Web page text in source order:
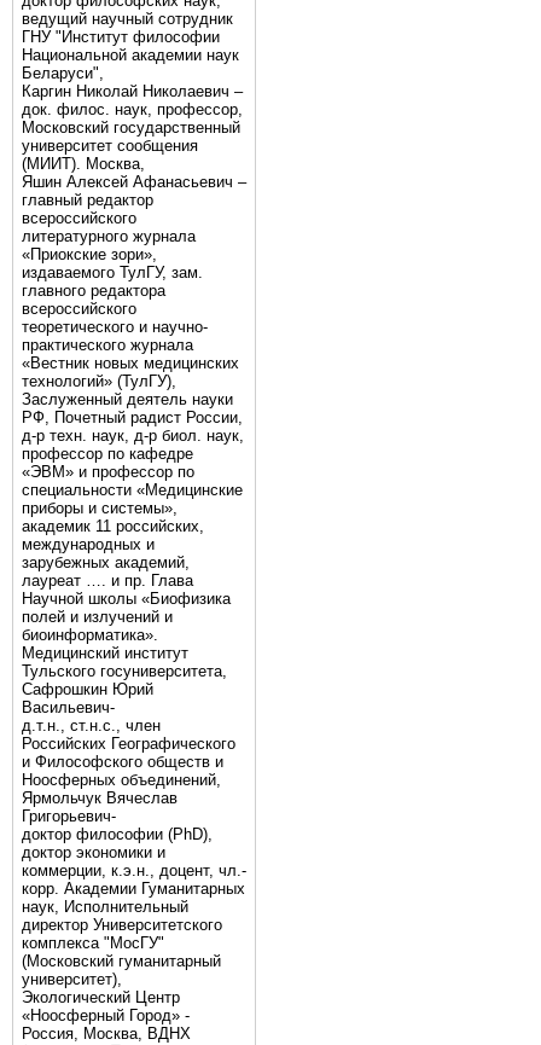
ведущий научный сотрудник
ГНУ "Институт философии
Национальной академии наук
Беларуси",
Каргин Николай Николаевич –
док. филос. наук, профессор,
Московский государственный
университет сообщения
(МИИТ). Москва,
Яшин Алексей Афанасьевич –
главный редактор
всероссийского
литературного журнала
«Приокские зори»,
издаваемого ТулГУ, зам.
главного редактора
всероссийского
теоретического и научно-
практического журнала
«Вестник новых медицинских
технологий» (ТулГУ),
Заслуженный деятель науки
РФ, Почетный радист России,
д-р техн. наук, д-р биол. наук,
профессор по кафедре
«ЭВМ» и профессор по
специальности «Медицинские
приборы и системы»,
академик 11 российских,
международных и
зарубежных академий,
лауреат …. и пр. Глава
Научной школы «Биофизика
полей и излучений и
биоинформатика».
Медицинский институт
Тульского госуниверситета,
Сафрошкин Юрий
Васильевич-
д.т.н., ст.н.с., член
Российских Географического
и Философского обществ и
Ноосферных объединений,
Ярмольчук Вячеслав
Григорьевич-
доктор философии (PhD),
доктор экономики и
коммерции, к.э.н., доцент, чл.-
корр. Академии Гуманитарных
наук, Исполнительный
директор Университетского
комплекса "МосГУ"
(Московский гуманитарный
университет),
Экологический Центр
«Ноосферный Город» -
Россия, Москва, ВДНХ